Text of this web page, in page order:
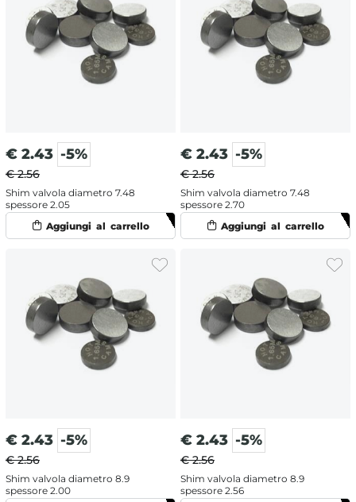
€ 2.43 -5%
€ 2.56
Shim valvola diametro 7.48
spessore 2.05
€ 2.43 -5%
€ 2.56
Shim valvola diametro 7.48
spessore 2.70
€ 2.43 -5%
€ 2.56
Shim valvola diametro 8.9
spessore 2.00
€ 2.43 -5%
€ 2.56
Shim valvola diametro 8.9
spessore 2.56